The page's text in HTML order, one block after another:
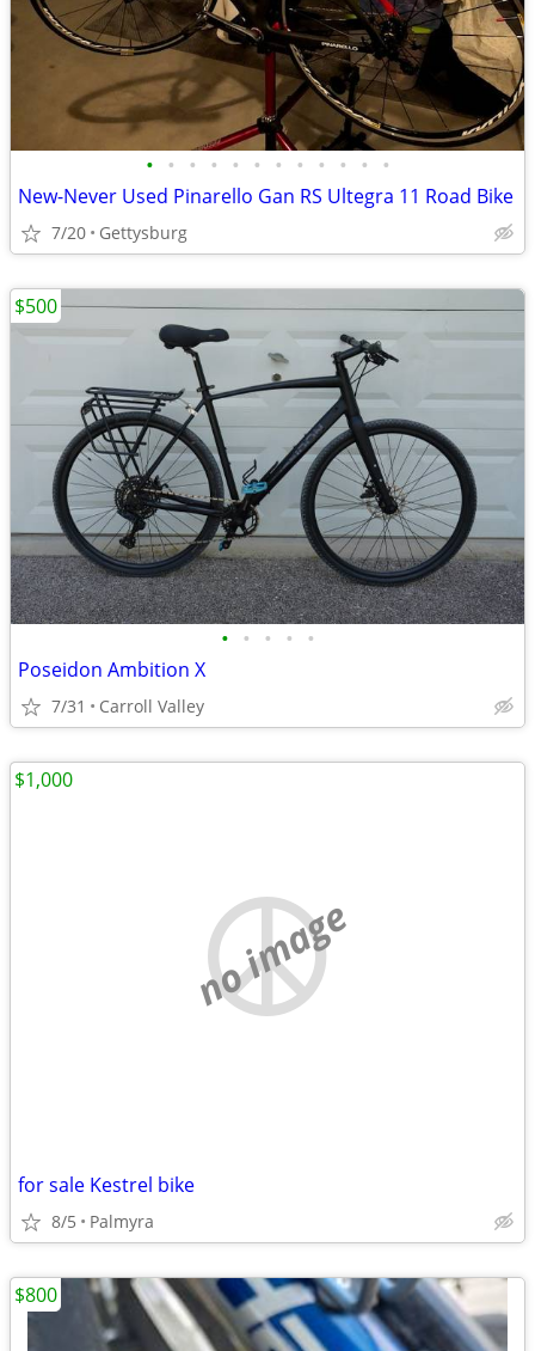
• • • • • • • • • • • •
New-Never Used Pinarello Gan RS Ultegra 11 Road Bike
7/20 Gettysburg
• • • • •
Poseidon Ambition X
7/31 Carroll Valley
$500
no image
for sale Kestrel bike
8/5 Palmyra
$1,000
$800